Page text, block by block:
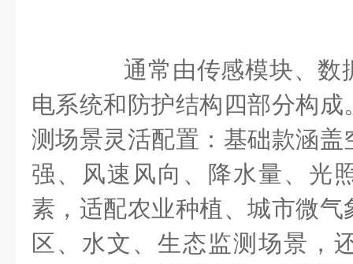
通常由传感模块、数
电系统和防护结构四部分构
测场景灵活配置：基础款涵
强、风速风向、降水量、光
素，适配农业种植、城市微
区、水文、生态监测场景，